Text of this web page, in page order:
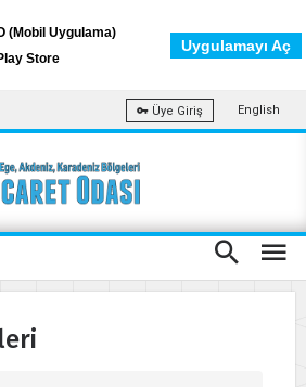
Üye Giriş English
(Mobil Uygulama)
Store
Uygulamayı Aç